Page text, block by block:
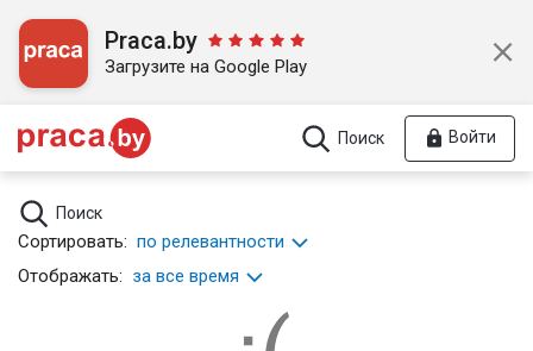
Praca.by
Загрузите на Google Play
Поиск Войти
Поиск
Сортировать: по релевантности
Отображать: за все время